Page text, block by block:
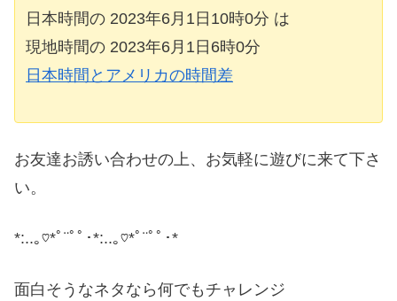
日本時間の 2023年6月1日10時0分 は
現地時間の 2023年6月1日6時0分
日本時間とアメリカの時間差
お友達お誘い合わせの上、お気軽に遊びに来て下さ
い。
*:..｡♡*ﾟ¨ﾟﾟ･*:..｡♡*ﾟ¨ﾟﾟ･*
面白そうなネタなら何でもチャレンジ